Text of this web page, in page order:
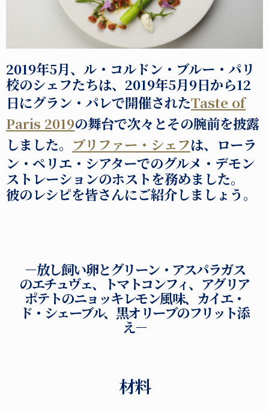
2019年5月、ル・コルドン・ブルー・パリ
校のシェフたちは、2019年5月9日から12
日にグラン・パレで開催されたTaste of
Paris 2019の舞台で次々とその腕前を披露
しました。 ブリファー・シェフは、ローラ
ン・ペリエ・シアターでのグルメ・デモン
ストレーションのホストを務めました。
彼のレシピを皆さんにご紹介しましょう。
－放し飼い卵とグリーン・アスパラガス
のエチュヴェ、トマトコンフィ、アグリア
ポテトのニョッキレモン風味、カイエ・
ド・シェーブル、黒オリーブのフリット添
え－
材料